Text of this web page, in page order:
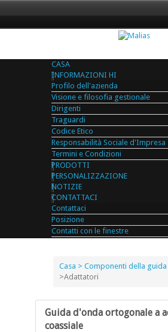
CASA
INFORMAZIONI HI
Profilo dell'azienda
Visione e filosofia gestionale
Dirigenti
Traguardi
Codice Etico
Responsabilità Sociale d'Impresa
Termini e Condizioni
PRODOTTI
PERSONALIZZAZIONE
NOTIZIE
CONTATTACI
Contattaci
Posizione
Contatti con le finestre
Casa > Componenti della
>Adattatori
Guida d'onda ortogonale a
coassiale